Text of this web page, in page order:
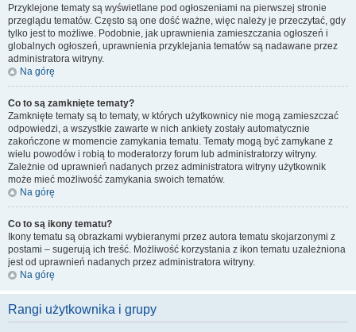
Przyklejone tematy są wyświetlane pod ogłoszeniami na pierwszej stronie
przeglądu tematów. Często są one dość ważne, więc należy je przeczytać, gdy
tylko jest to możliwe. Podobnie, jak uprawnienia zamieszczania ogłoszeń i
globalnych ogłoszeń, uprawnienia przyklejania tematów są nadawane przez
administratora witryny.
Na górę
Co to są zamknięte tematy?
Zamknięte tematy są to tematy, w których użytkownicy nie mogą zamieszczać
odpowiedzi, a wszystkie zawarte w nich ankiety zostały automatycznie
zakończone w momencie zamykania tematu. Tematy mogą być zamykane z
wielu powodów i robią to moderatorzy forum lub administratorzy witryny.
Zależnie od uprawnień nadanych przez administratora witryny użytkownik
może mieć możliwość zamykania swoich tematów.
Na górę
Co to są ikony tematu?
Ikony tematu są obrazkami wybieranymi przez autora tematu skojarzonymi z
postami – sugerują ich treść. Możliwość korzystania z ikon tematu uzależniona
jest od uprawnień nadanych przez administratora witryny.
Na górę
Rangi użytkownika i grupy